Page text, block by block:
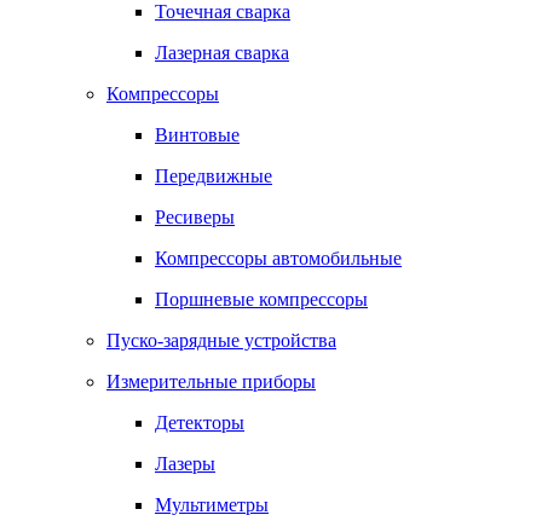
Точечная сварка
Лазерная сварка
Компрессоры
Винтовые
Передвижные
Ресиверы
Компрессоры автомобильные
Поршневые компрессоры
Пуско-зарядные устройства
Измерительные приборы
Детекторы
Лазеры
Мультиметры